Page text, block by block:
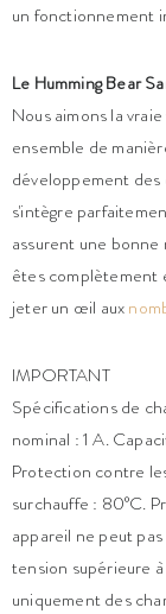
un fonctionnement
Le Humming Bear
Nous aimons la
ensemble de
développement des
s'intègre
assurent une bonne
êtes complètement
jeter un œil aux
IMPORTANT
Spécifications de
nominal : 1 A.
Protection contre
surchauffe : 80°C.
appareil ne peut
tension supérieure
uniquement des